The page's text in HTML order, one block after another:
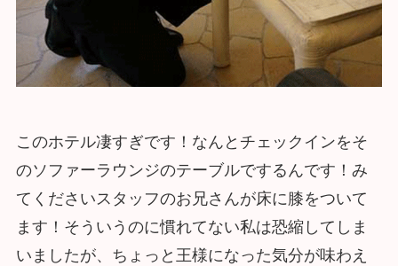
このホテル凄すぎです！なんとチェックインをそ
のソファーラウンジのテーブルでするんです！み
てくださいスタッフのお兄さんが床に膝をついて
ます！そういうのに慣れてない私は恐縮してしま
いましたが、ちょっと王様になった気分が味わえ